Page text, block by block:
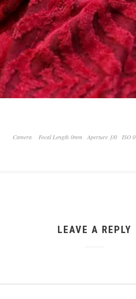
Camera Focal Length 0mm Aperture ƒ/0 ISO 0
LEAVE A REPLY